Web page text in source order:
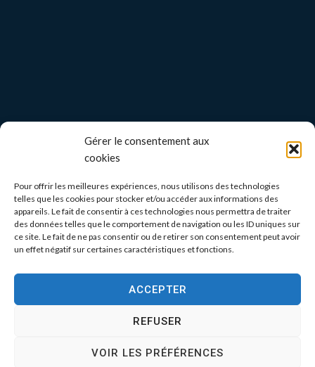
Gérer le consentement aux
cookies
Pour offrir les meilleures expériences, nous utilisons des technologies
telles que les cookies pour stocker et/ou accéder aux informations des
appareils. Le fait de consentir à ces technologies nous permettra de traiter
des données telles que le comportement de navigation ou les ID uniques sur
ce site. Le fait de ne pas consentir ou de retirer son consentement peut avoir
un effet négatif sur certaines caractéristiques et fonctions.
ACCEPTER
REFUSER
VOIR LES PRÉFÉRENCES